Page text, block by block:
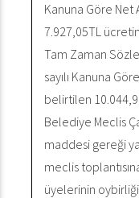
Kanuna Göre Net
7.927,05TL
Tam Zaman
sayılı Kanuna
belirtilen
Belediye Meclis
maddesi gereği
meclis
üyelerinin